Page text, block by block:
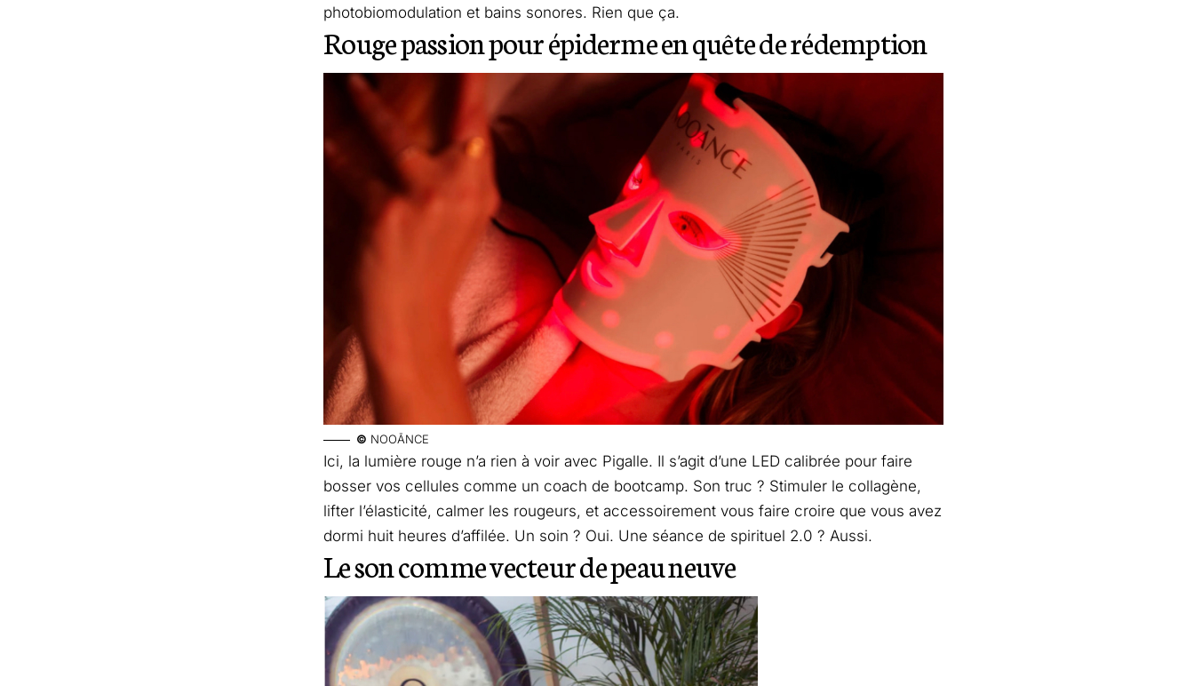
photobiomodulation et bains sonores. Rien que ça.
Rouge passion pour épiderme en quête de rédemption
© NOOĀNCE
Ici, la lumière rouge n’a rien à voir avec Pigalle. Il s’agit d’une LED calibrée pour faire
bosser vos cellules comme un coach de bootcamp. Son truc ? Stimuler le collagène,
lifter l’élasticité, calmer les rougeurs, et accessoirement vous faire croire que vous avez
dormi huit heures d’affilée. Un soin ? Oui. Une séance de spirituel 2.0 ? Aussi.
Le son comme vecteur de peau neuve